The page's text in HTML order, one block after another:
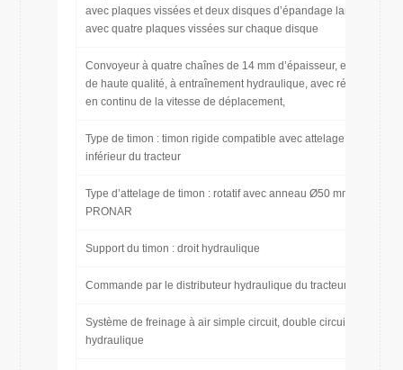
avec plaques vissées et deux disques d’épandage larges
avec quatre plaques vissées sur chaque disque
Convoyeur à quatre chaînes de 14 mm d’épaisseur, en acier
de haute qualité, à entraînement hydraulique, avec régulation
en continu de la vitesse de déplacement,
Type de timon : timon rigide compatible avec attelage
inférieur du tracteur
Type d’attelage de timon : rotatif avec anneau Ø50 mm
PRONAR
Support du timon : droit hydraulique
Commande par le distributeur hydraulique du tracteur
Système de freinage à air simple circuit, double circuit ou
hydraulique